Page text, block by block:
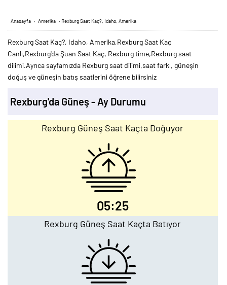
Anasayfa › Amerika › Rexburg Saat Kaç?, Idaho, Amerika
Rexburg Saat Kaç?, Idaho, Amerika,Rexburg Saat Kaç
Canlı,Rexburg'da Şuan Saat Kaç, Rexburg time,Rexburg saat
dilimi.Ayrıca sayfamızda Rexburg saat dilimi,saat farkı, güneşin
doğuş ve güneşin batış saatlerini öğrene bilirsiniz
Rexburg'da Güneş - Ay Durumu
Rexburg Güneş Saat Kaçta Doğuyor
05:25
Rexburg Güneş Saat Kaçta Batıyor